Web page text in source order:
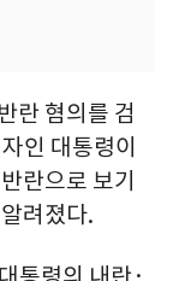
란 혐의를 검
인 대통령이
란으로 보기
려졌다.